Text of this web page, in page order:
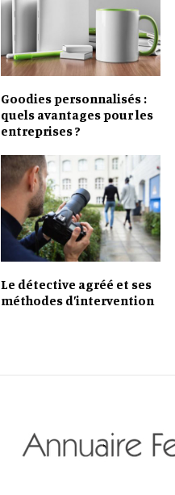
Goodies personnalisés :
quels avantages pour les
entreprises ?
Le détective agréé et ses
méthodes d’intervention